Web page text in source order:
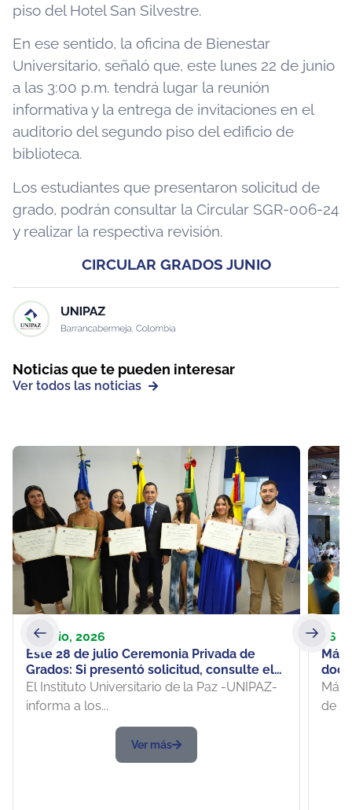
piso del Hotel San Silvestre.
En ese sentido, la oficina de Bienestar
Universitario, señaló que, este lunes 22 de junio
a las 3:00 p.m. tendrá lugar la reunión
informativa y la entrega de invitaciones en el
auditorio del segundo piso del edificio de
biblioteca.
Los estudiantes que presentaron solicitud de
grado, podrán consultar la Circular SGR-006-24
y realizar la respectiva revisión.
CIRCULAR GRADOS JUNIO
Noticias que te pueden interesar
Ver todos las noticias
22 julio, 2026
Este 28 de julio Ceremonia Privada de
Grados: Si presentó solicitud, consulte el
listado de Graduandos
El Instituto Universitario de la Paz -UNIPAZ-
informa a los...
Ver más
26
Más
de
Más
de